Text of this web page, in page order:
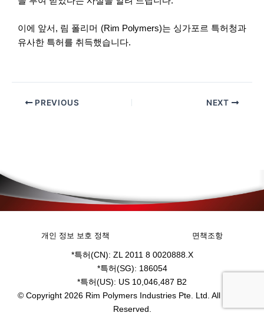
이에 앞서, 림 폴리머 (Rim Polymers)는 싱가포르 특허청과
유사한 특허를 취득했습니다.
PREVIOUS NEXT
개인 정보 보호 정책 면책조항
*특허(CN): ZL 2011 8 0020888.X
*특허(SG): 186054
*특허(US): US 10,046,487 B2
© Copyright 2026 Rim Polymers Industries Pte. Ltd. All Rights
Reserved.